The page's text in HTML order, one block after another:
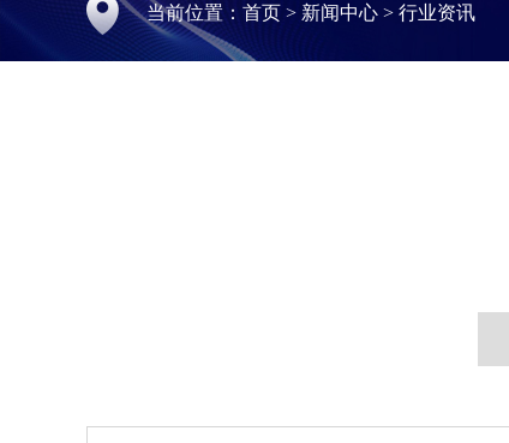
当前位置： 首页 > 新闻中心 > 行业资讯